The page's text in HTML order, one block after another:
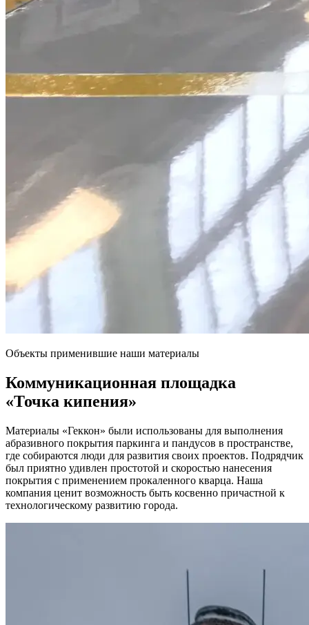
Объекты применившие наши материалы
Коммуникационная площадка
«Точка кипения»
Материалы «Геккон» были использованы для выполнения
абразивного покрытия паркинга и пандусов в пространстве,
где собираются люди для развития своих проектов. Подрядчик
был приятно удивлен простотой и скоростью нанесения
покрытия с применением прокаленного кварца. Наша
компания ценит возможность быть косвенно причастной к
технологическому развитию города.